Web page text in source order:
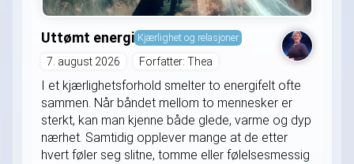
Uttømt energi Kjærlighet og relasjoner
7. august 2026 Forfatter: Thea
I et kjærlighetsforhold smelter to energifelt ofte
sammen. Når båndet mellom to mennesker er
sterkt, kan man kjenne både glede, varme og dyp
nærhet. Samtidig opplever mange at de etter
hvert føler seg slitne, tomme eller følelsesmessig